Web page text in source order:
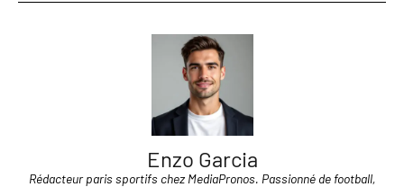
Enzo Garcia
Rédacteur paris sportifs chez MediaPronos. Passionné de football,